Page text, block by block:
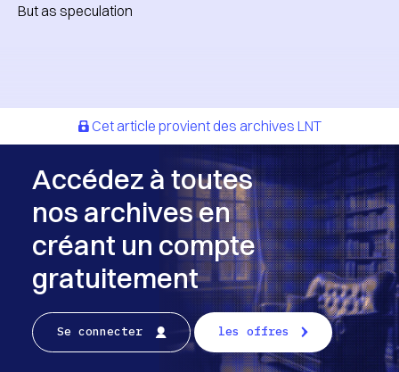
But as speculation
Cet article provient des archives LNT
Accédez à toutes
nos archives en
créant un compte
gratuitement
Se connecter les offres